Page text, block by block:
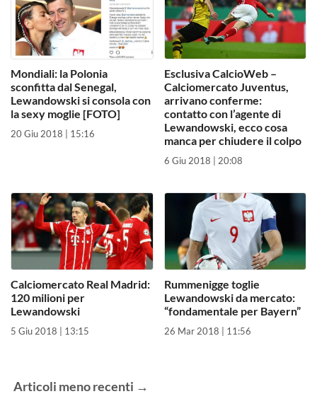
Mondiali: la Polonia
sconfitta dal Senegal,
Lewandowski si consola con
la sexy moglie [FOTO]
20 Giu 2018 | 15:16
Esclusiva CalcioWeb –
Calciomercato Juventus,
arrivano conferme:
contatto con l’agente di
Lewandowski, ecco cosa
manca per chiudere il colpo
6 Giu 2018 | 20:08
Calciomercato Real Madrid:
120 milioni per
Lewandowski
5 Giu 2018 | 13:15
Rummenigge toglie
Lewandowski da mercato:
“fondamentale per Bayern”
26 Mar 2018 | 11:56
Articoli meno recenti →